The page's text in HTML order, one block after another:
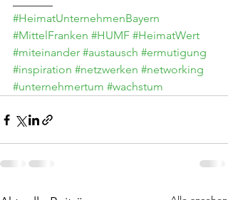
#HeimatUnternehmenBayern
#MittelFranken #HUMF #HeimatWert
#miteinander #austausch #ermutigung
#inspiration #netzwerken #networking
#unternehmertum #wachstum